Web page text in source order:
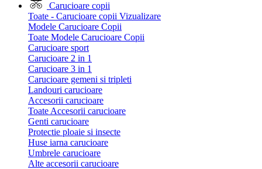
Carucioare copii
Toate - Carucioare copii Vizualizare
Modele Carucioare Copii
Toate Modele Carucioare Copii
Carucioare sport
Carucioare 2 in 1
Carucioare 3 in 1
Carucioare gemeni si tripleti
Landouri carucioare
Accesorii carucioare
Toate Accesorii carucioare
Genti carucioare
Protectie ploaie si insecte
Huse iarna carucioare
Umbrele carucioare
Alte accesorii carucioare